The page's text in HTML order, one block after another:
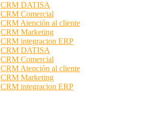
CRM DATISA
CRM Comercial
CRM Atención al cliente
CRM Marketing
CRM integracion ERP
CRM DATISA
CRM Comercial
CRM Atención al cliente
CRM Marketing
CRM integracion ERP